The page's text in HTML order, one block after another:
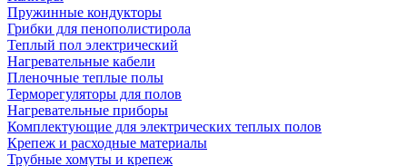
Пружинные кондукторы
Грибки для пенополистирола
Теплый пол электрический
Нагревательные кабели
Пленочные теплые полы
Терморегуляторы для полов
Нагревательные приборы
Комплектующие для электрических теплых полов
Крепеж и расходные материалы
Трубные хомуты и крепеж